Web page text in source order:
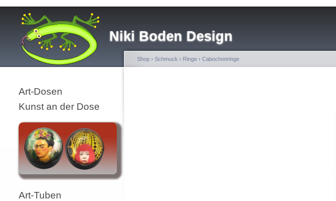
Niki Boden Design
Art-Dosen
Kunst an der Dose
Art-Tuben
Shop › Schmuck › Ringe › Cabochonringe